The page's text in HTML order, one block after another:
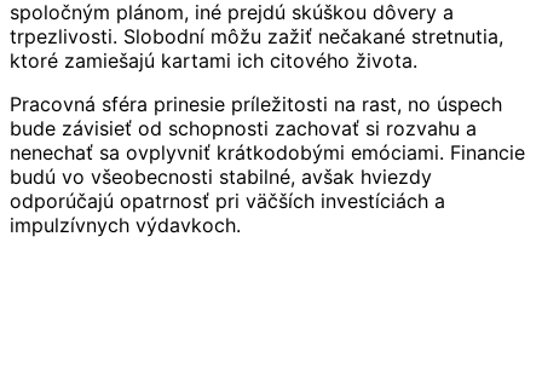
spoločným plánom, iné prejdú skúškou dôvery a
trpezlivosti. Slobodní môžu zažiť nečakané stretnutia,
ktoré zamiešajú kartami ich citového života.
Pracovná sféra prinesie príležitosti na rast, no úspech
bude závisieť od schopnosti zachovať si rozvahu a
nenechať sa ovplyvniť krátkodobými emóciami. Financie
budú vo všeobecnosti stabilné, avšak hviezdy
odporúčajú opatrnosť pri väčších investíciách a
impulzívnych výdavkoch.